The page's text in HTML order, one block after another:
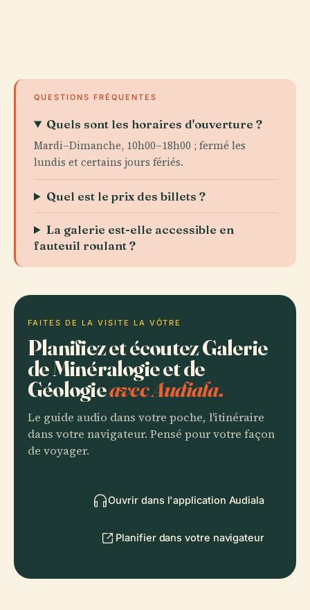
QUESTIONS FRÉQUENTES
Quels sont les horaires d'ouverture ?
Mardi–Dimanche, 10h00–18h00 ; fermé les
lundis et certains jours fériés.
Quel est le prix des billets ?
La galerie est-elle accessible en
fauteuil roulant ?
FAITES DE LA VISITE LA VÔTRE
Planifiez et écoutez Galerie
de Minéralogie et de
Géologieavec Audiala.
Le guide audio dans votre poche, l'itinéraire
dans votre navigateur. Pensé pour votre façon
de voyager.
Ouvrir dans l'application Audiala
Planifier dans votre navigateur